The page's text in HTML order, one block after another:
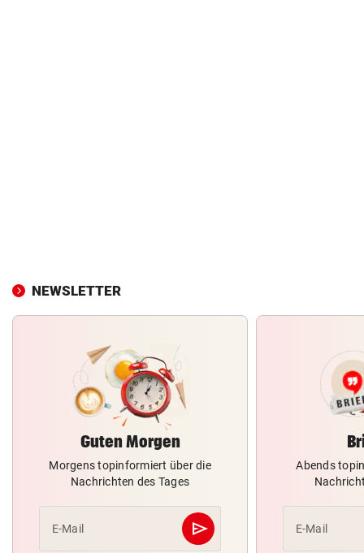
NEWSLETTER
Guten Morgen
Morgens topinformiert über die
Nachrichten des Tages
E-Mail send
Abschicken
Abends
E-Mail